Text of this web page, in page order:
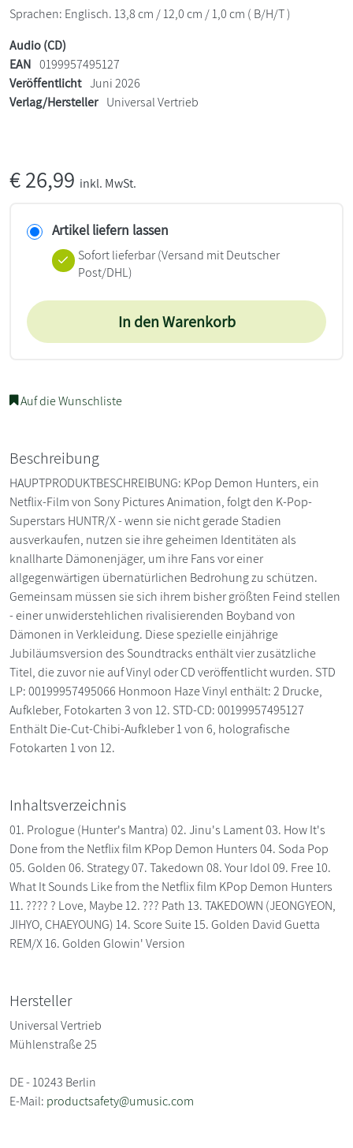
Sprachen: Englisch. 13,8 cm / 12,0 cm / 1,0 cm ( B/H/T )
Audio (CD)
EAN 0199957495127
Veröffentlicht Juni 2026
Verlag/Hersteller Universal Vertrieb
€26,99 inkl. MwSt.
Artikel liefern lassen
Sofort lieferbar(Versand mit Deutscher
Post/DHL)
In den Warenkorb
Auf die Wunschliste
Beschreibung
HAUPTPRODUKTBESCHREIBUNG: KPop Demon Hunters, ein
Netflix-Film von Sony Pictures Animation, folgt den K-Pop-
Superstars HUNTR/X - wenn sie nicht gerade Stadien
ausverkaufen, nutzen sie ihre geheimen Identitäten als
knallharte Dämonenjäger, um ihre Fans vor einer
allgegenwärtigen übernatürlichen Bedrohung zu schützen.
Gemeinsam müssen sie sich ihrem bisher größten Feind stellen
- einer unwiderstehlichen rivalisierenden Boyband von
Dämonen in Verkleidung. Diese spezielle einjährige
Jubiläumsversion des Soundtracks enthält vier zusätzliche
Titel, die zuvor nie auf Vinyl oder CD veröffentlicht wurden. STD
LP: 00199957495066 Honmoon Haze Vinyl enthält: 2 Drucke,
Aufkleber, Fotokarten 3 von 12. STD-CD: 00199957495127
Enthält Die-Cut-Chibi-Aufkleber 1 von 6, holografische
Fotokarten 1 von 12.
Inhaltsverzeichnis
01. Prologue (Hunter's Mantra) 02. Jinu's Lament 03. How It's
Done from the Netflix film KPop Demon Hunters 04. Soda Pop
05. Golden 06. Strategy 07. Takedown 08. Your Idol 09. Free 10.
What It Sounds Like from the Netflix film KPop Demon Hunters
11. ???? ? Love, Maybe 12. ??? Path 13. TAKEDOWN (JEONGYEON,
JIHYO, CHAEYOUNG) 14. Score Suite 15. Golden David Guetta
REM/X 16. Golden Glowin' Version
Hersteller
Universal Vertrieb
Mühlenstraße 25
DE - 10243 Berlin
E-Mail: productsafety@umusic.com